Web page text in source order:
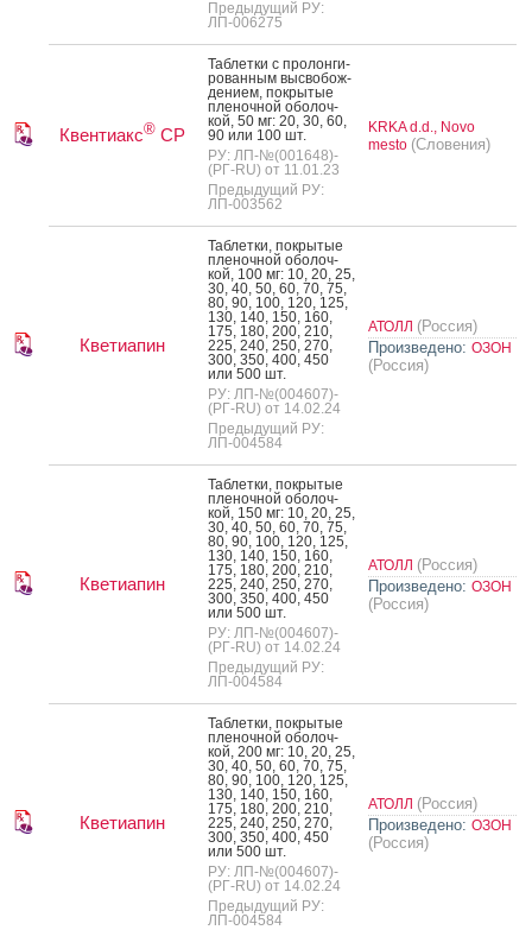
Предыдущий РУ:
ЛП-006275
Квентиакс® СР
Таб­летки с про­лон­ги­
рован­ным выс­во­бож­
де­ни­ем, пок­ры­тые
пле­ноч­ной обо­лоч­
кой, 50 мг: 20, 30, 60,
90 или 100 шт.
РУ: ЛП-№(001648)-
(РГ-RU) от 11.01.23
Предыдущий РУ:
ЛП-003562
KRKA d.d., Novo
mesto (Словения)
Кветиапин
Таб­летки, пок­ры­тые
пле­ноч­ной обо­лоч­
кой, 100 мг: 10, 20, 25,
30, 40, 50, 60, 70, 75,
80, 90, 100, 120, 125,
130, 140, 150, 160,
175, 180, 200, 210,
225, 240, 250, 270,
300, 350, 400, 450
или 500 шт.
РУ: ЛП-№(004607)-
(РГ-RU) от 14.02.24
Предыдущий РУ:
ЛП-004584
АТОЛЛ (Россия)
Произведено: ОЗОН
(Россия)
Кветиапин
Таб­летки, пок­ры­тые
пле­ноч­ной обо­лоч­
кой, 150 мг: 10, 20, 25,
30, 40, 50, 60, 70, 75,
80, 90, 100, 120, 125,
130, 140, 150, 160,
175, 180, 200, 210,
225, 240, 250, 270,
300, 350, 400, 450
или 500 шт.
РУ: ЛП-№(004607)-
(РГ-RU) от 14.02.24
Предыдущий РУ:
ЛП-004584
АТОЛЛ (Россия)
Произведено: ОЗОН
(Россия)
Кветиапин
Таб­летки, пок­ры­тые
пле­ноч­ной обо­лоч­
кой, 200 мг: 10, 20, 25,
30, 40, 50, 60, 70, 75,
80, 90, 100, 120, 125,
130, 140, 150, 160,
175, 180, 200, 210,
225, 240, 250, 270,
300, 350, 400, 450
или 500 шт.
РУ: ЛП-№(004607)-
(РГ-RU) от 14.02.24
Предыдущий РУ:
ЛП-004584
АТОЛЛ (Россия)
Произведено: ОЗОН
(Россия)